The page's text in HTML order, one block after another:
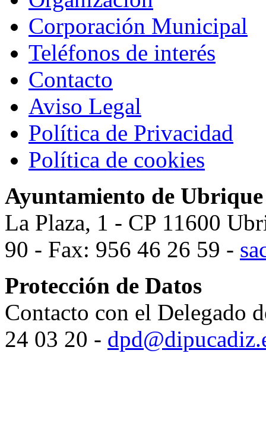
Corporación Municipal
Teléfonos de interés
Contacto
Aviso Legal
Política de Privacidad
Política de cookies
Ayuntamiento de Ubrique
La Plaza, 1 - CP 11600
90 - Fax: 956 46 26 59 -
Protección de Datos
Contacto con el Delegado
24 03 20 -